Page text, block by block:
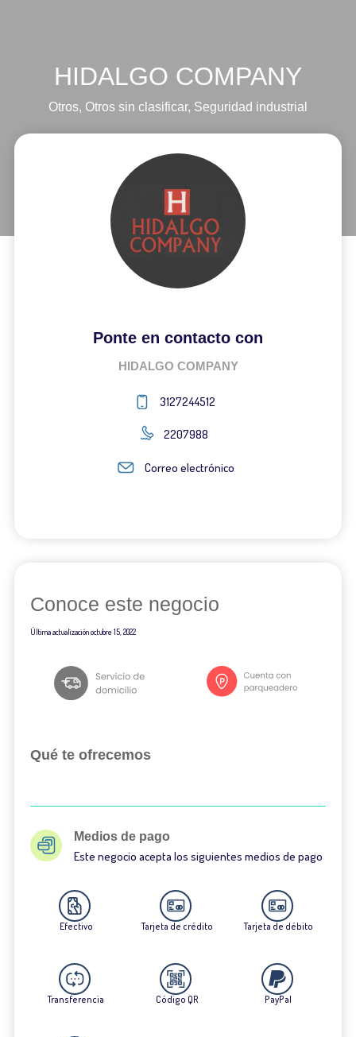
HIDALGO COMPANY
Otros, Otros sin clasificar, Seguridad industrial
Ponte en contacto con
HIDALGO COMPANY
3127244512
2207988
Correo electrónico
Conoce este negocio
Última actualizaciónoctubre 15, 2022
Qué te ofrecemos
Medios de pago
Este negocio acepta los siguientes medios de pago
Efectivo Tarjeta de crédito Tarjeta de débito
Transferencia Código QR PayPal